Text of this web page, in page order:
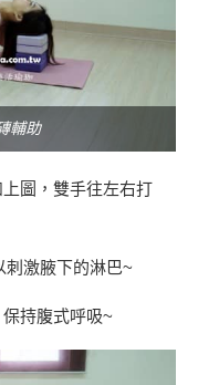
輔助
圖，雙手往左右打
刺激腋下的淋巴~
持腹式呼吸~